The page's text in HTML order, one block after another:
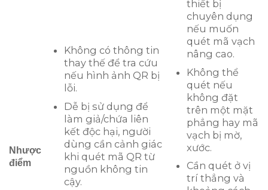
Nhược
điểm
Không có thông tin
thay thế để tra cứu
nếu hình ảnh QR bị
lỗi.
Dễ bị sử dụng để
làm giả/chứa liên
kết độc hại, người
dùng cần cảnh giác
khi quét mã QR từ
nguồn không tin
cậy.
thiết bị
chuyên dụng
nếu muốn
quét mã vạch
nâng cao.
Không thể
quét nếu
không đặt
trên một mặt
phẳng hay mã
vạch bị mờ,
xước.
Cần quét ở vị
trí thẳng và